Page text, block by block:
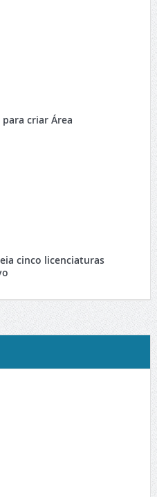
para criar Área
cinco licenciaturas